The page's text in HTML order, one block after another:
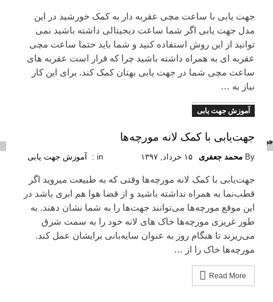
جهت یابی با ساعت مچی عقربه دار به کمک خورشید در این
مدل جهت یابی اگر شما ساعت دیجیتالی داشته باشید نمی
توانید از این روش استفاده کنید و شما باید حتما ساعت مچی
عقربه ای به همراه داشته باشید چرا که قرار است عقربه های
ساعت مچی شما در جهت یابی بهتان کمک کند. برای این کار
نیاز به …
Read More
آموزش جهت یابی
جهت‌یابی با کمک لانه مورچه‌ها
By محمد جعفری ۱۵ خرداد, ۱۳۹۷ in : آموزش جهت یابی
جهت‌یابی با کمک لانه مورچه‌ها وقتی که به طبیعت میروید اگر
قطب‌نما به همراه نداشته باشید و از قضا هوا هم ابری باشد در
این موقع مورچه‌ها می‌توانند جهت‌ها را به شما نشان دهند. به
طور غریزی مورچه‌ها خاک های لانه‌ خود را به سمت شرق
می‌ریزند تا هنگام روز به عنوان سایه‌بانی برایشان عمل کند.
مورچه‌ها خاک را از …
Read More